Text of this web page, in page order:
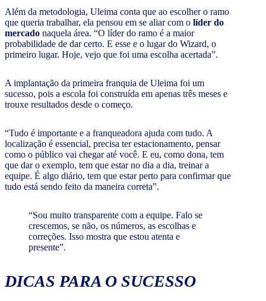
Além da metodologia, Uleima conta que ao escolher o ramo
que queria trabalhar, ela pensou em se aliar com o líder do
mercado naquela área. “O líder do ramo é a maior
probabilidade de dar certo. E esse e o lugar do Wizard, o
primeiro lugar. Hoje, vejo que foi uma escolha acertada”.
A implantação da primeira franquia de Uleima foi um
sucesso, pois a escola foi construída em apenas três meses e
trouxe resultados desde o começo.
“Tudo é importante e a franqueadora ajuda com tudo. A
localização é essencial, precisa ter estacionamento, pensar
como o público vai chegar até você. E eu, como dona, tem
que dar o exemplo, tem que estar no dia a dia, treinar a
equipe. É algo diário, tem que estar perto para confirmar que
tudo está sendo feito da maneira correta”.
“Sou muito transparente com a equipe. Falo se
crescemos, se não, os números, as escolhas e
correções. Isso mostra que estou atenta e
presente”.
DICAS PARA O SUCESSO